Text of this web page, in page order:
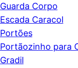
Guarda Corpo
Escada Caracol
Portões
Portãozinho para
Gradil